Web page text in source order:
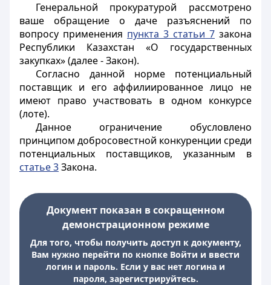
Генеральной прокуратурой рассмотрено
ваше обращение о даче разъяснений по
вопросу применения пункта 3 статьи 7 закона
Республики Казахстан «О государственных
закупках» (далее - Закон).
Согласно данной норме потенциальный
поставщик и его аффилиированное лицо не
имеют право участвовать в одном конкурсе
(лоте).
Данное ограничение обусловлено
принципом добросовестной конкуренции среди
потенциальных поставщиков, указанным в
статье 3Закона.
Документ показан в сокращенном
демонстрационном режиме
Для того, чтобы получить доступ к документу,
Вам нужно перейти по кнопке Войти и ввести
логин и пароль. Если у вас нет логина и
пароля, зарегистрируйтесь.